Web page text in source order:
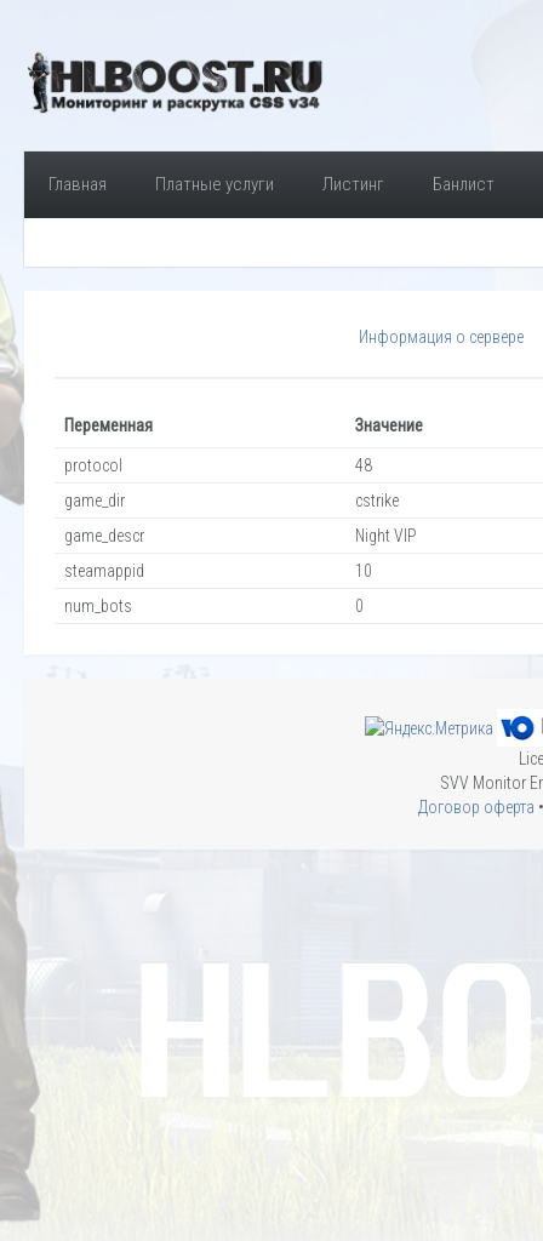
Главная Платные услуги Листинг Банлист
Информация о сервере
Переменная Значение
protocol
48
game_dir
cstrike
game_descr
Night VIP
steamappid
10
num_bots
0
SVV Monitor
Договор оферта